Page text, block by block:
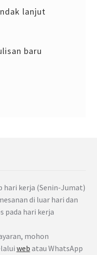
lanjut
baru
hari kerja (Senin-Jumat)
di luar hari dan
pada hari kerja
mohon
web atau WhatsApp